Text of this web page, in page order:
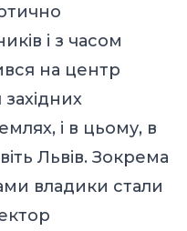
і з часом
на центр
і в цьому, в
Львів. Зокрема
владики стали